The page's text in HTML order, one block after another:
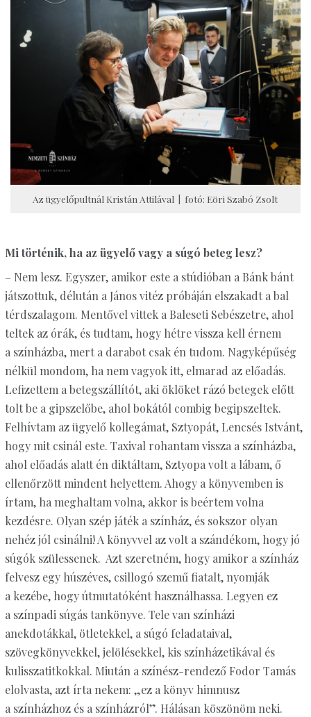
Az ügyelőpultnál Kristán Attilával | fotó: Eöri Szabó Zsolt
Mi történik, ha az ügyelő vagy a súgó beteg lesz?
– Nem lesz. Egyszer, amikor este a stúdióban a Bánk bánt
játszottuk, délután a János vitéz próbáján elszakadt a bal
térdszalagom. Mentővel vittek a Baleseti Sebészetre, ahol
teltek az órák, és tudtam, hogy hétre vissza kell érnem
a színházba, mert a darabot csak én tudom. Nagyképűség
nélkül mondom, ha nem vagyok itt, elmarad az előadás.
Lefizettem a betegszállítót, aki öklöket rázó betegek előtt
tolt be a gipszelőbe, ahol bokától combig begipszeltek.
Felhívtam az ügyelő kollegámat, Sztyopát, Lencsés Istvánt,
hogy mit csinál este. Taxival rohantam vissza a színházba,
ahol előadás alatt én diktáltam, Sztyopa volt a lábam, ő
ellenőrzött mindent helyettem. Ahogy a könyvemben is
írtam, ha meghaltam volna, akkor is beértem volna
kezdésre. Olyan szép játék a színház, és sokszor olyan
nehéz jól csinálni! A könyvvel az volt a szándékom, hogy jó
súgók szülessenek. Azt szeretném, hogy amikor a színház
felvesz egy húszéves, csillogó szemű fiatalt, nyomják
a kezébe, hogy útmutatóként használhassa. Legyen ez
a színpadi súgás tankönyve. Tele van színházi
anekdotákkal, ötletekkel, a súgó feladataival,
szövegkönyvekkel, jelölésekkel, kis színházetikával és
kulisszatitkokkal. Miután a színész-rendező Fodor Tamás
elolvasta, azt írta nekem: „ez a könyv himnusz
a színházhoz és a színházról”. Hálásan köszönöm neki.